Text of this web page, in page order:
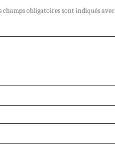
champs obligatoires sont indiqués avec